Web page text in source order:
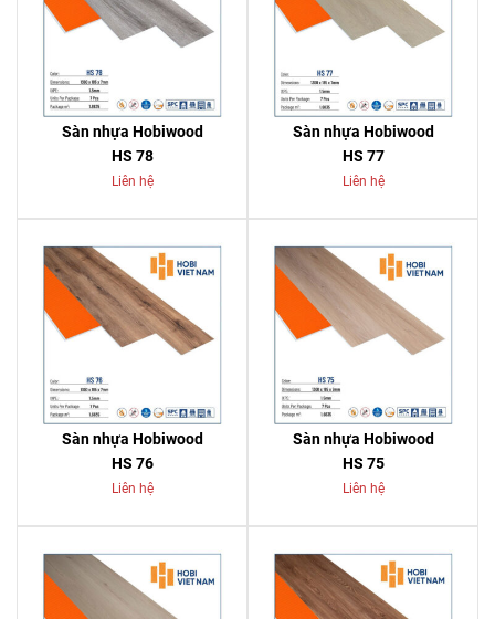
Sàn nhựa Hobiwood
HS 78
Liên hệ
Sàn nhựa Hobiwood
HS 77
Liên hệ
Sàn nhựa Hobiwood
HS 76
Liên hệ
Sàn nhựa Hobiwood
HS 75
Liên hệ